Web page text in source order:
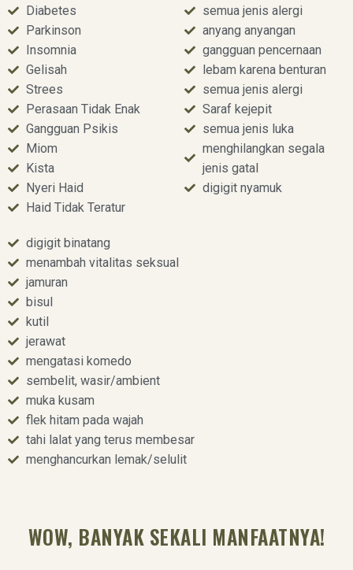
Diabetes
Parkinson
Insomnia
Gelisah
Strees
Perasaan Tidak Enak
Gangguan Psikis
Miom
Kista
Nyeri Haid
Haid Tidak Teratur
semua jenis alergi
anyang anyangan
gangguan pencernaan
lebam karena benturan
semua jenis alergi
Saraf kejepit
semua jenis luka
menghilangkan segala
jenis gatal
digigit nyamuk
digigit binatang
menambah vitalitas seksual
jamuran
bisul
kutil
jerawat
mengatasi komedo
sembelit, wasir/ambient
muka kusam
flek hitam pada wajah
tahi lalat yang terus membesar
menghancurkan lemak/selulit
WOW, BANYAK SEKALI MANFAATNYA!